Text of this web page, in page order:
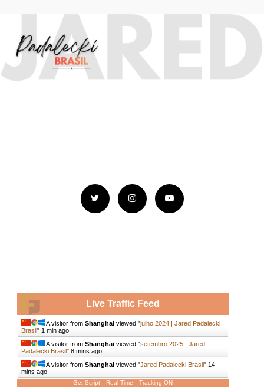
.
Live Traffic Feed
A visitor from Shanghaiviewed "julho 2024 | Jared Padalecki
Brasil" 1 min ago
A visitor from Shanghaiviewed "setembro 2025 | Jared
Padalecki Brasil" 8 mins ago
A visitor from Shanghaiviewed "Jared Padalecki Brasil" 14
mins ago
Get Script Real Time Tracking ON